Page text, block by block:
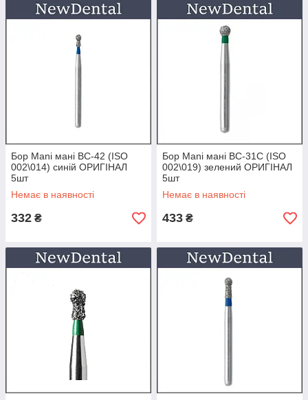
Бор Mani мані BC-42 (ISO
002\014) синій ОРИГІНАЛ
5шт
Немає в наявності
332 ₴
Бор Mani мані BC-31C (ISO
002\019) зелений ОРИГІНАЛ
5шт
Немає в наявності
433 ₴